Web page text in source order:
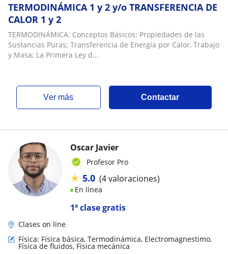
TERMODINÁMICA 1 y 2 y/o TRANSFERENCIA DE
CALOR 1 y 2
TERMODINÁMICA: Conceptos Básicos; Propiedades de las
Sustancias Puras; Transferencia de Energía por Calor, Trabajo
y Masa; La Primera Ley d...
ver más Contactar
1ª clase gratis
Oscar Javier
Profesor Pro
★ 5.0 (4 valoraciones)
En línea
Clases on line
Física: Física básica, Termodinámica, Electromagnestimo,
Física de fluidos, Física mecánica